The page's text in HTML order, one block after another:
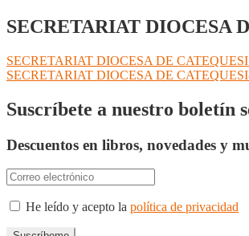
SECRETARIAT DIOCESA
Navegación
de
entradas
Anterior:
SECRETARIAT DIOCESA DE
Siguiente:
SECRETARIAT DIOCESA DE
Suscríbete a nuestro boletín
Descuentos en libros, novedades y
He leído y acepto la política de privacidad